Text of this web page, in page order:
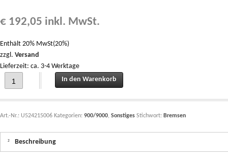
€ 192,05 inkl. MwSt.
Enthält 20% MwSt(20%)
zzgl. Versand
Lieferzeit: ca. 3-4 Werktage
Radbremszylinder für Steyr 900 SErie 942 - M975 U524215006 quantity
In den Warenkorb
Art.-Nr.: U524215006 Kategorien: 900/9000, Sonstiges Stichwort: Bremsen
Beschreibung